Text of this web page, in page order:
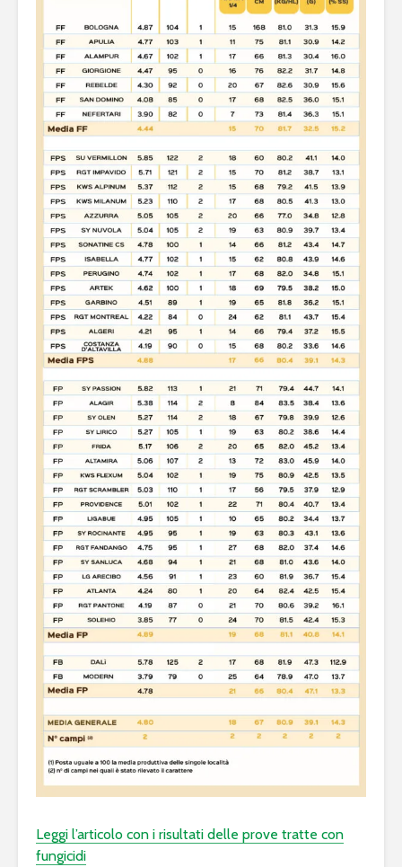
Leggi l’articolo con i risultati delle prove tratte con
fungicidi